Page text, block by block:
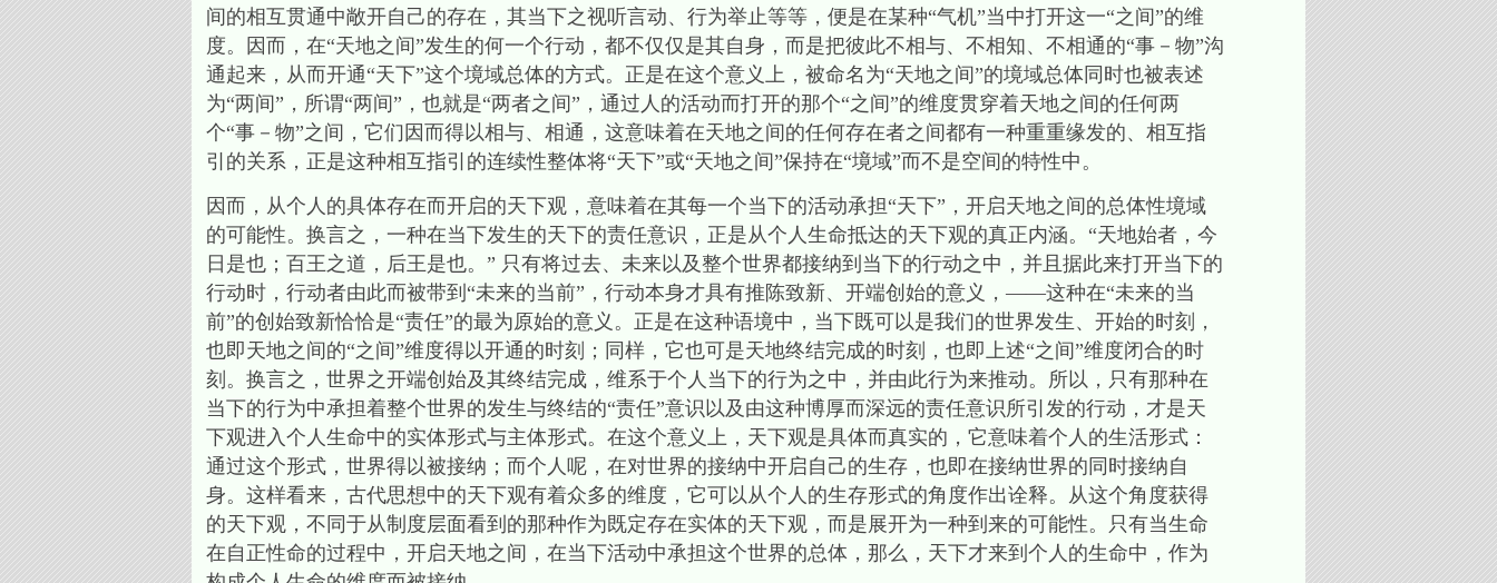
间的相互贯通中敞开自己的存在，其当下之视听言动、行为举止等等，便是在某种“气机”当中打开这一“之间”的维
度。因而，在“天地之间”发生的何一个行动，都不仅仅是其自身，而是把彼此不相与、不相知、不相通的“事－物”沟
通起来，从而开通“天下”这个境域总体的方式。正是在这个意义上，被命名为“天地之间”的境域总体同时也被表述
为“两间”，所谓“两间”，也就是“两者之间”，通过人的活动而打开的那个“之间”的维度贯穿着天地之间的任何两
个“事－物”之间，它们因而得以相与、相通，这意味着在天地之间的任何存在者之间都有一种重重缘发的、相互指
引的关系，正是这种相互指引的连续性整体将“天下”或“天地之间”保持在“境域”而不是空间的特性中。
因而，从个人的具体存在而开启的天下观，意味着在其每一个当下的活动承担“天下”，开启天地之间的总体性境域
的可能性。换言之，一种在当下发生的天下的责任意识，正是从个人生命抵达的天下观的真正内涵。“天地始者，今
日是也；百王之道，后王是也。” 只有将过去、未来以及整个世界都接纳到当下的行动之中，并且据此来打开当下的
行动时，行动者由此而被带到“未来的当前”，行动本身才具有推陈致新、开端创始的意义，——这种在“未来的当
前”的创始致新恰恰是“责任”的最为原始的意义。正是在这种语境中，当下既可以是我们的世界发生、开始的时刻，
也即天地之间的“之间”维度得以开通的时刻；同样，它也可是天地终结完成的时刻，也即上述“之间”维度闭合的时
刻。换言之，世界之开端创始及其终结完成，维系于个人当下的行为之中，并由此行为来推动。所以，只有那种在
当下的行为中承担着整个世界的发生与终结的“责任”意识以及由这种博厚而深远的责任意识所引发的行动，才是天
下观进入个人生命中的实体形式与主体形式。在这个意义上，天下观是具体而真实的，它意味着个人的生活形式：
通过这个形式，世界得以被接纳；而个人呢，在对世界的接纳中开启自己的生存，也即在接纳世界的同时接纳自
身。这样看来，古代思想中的天下观有着众多的维度，它可以从个人的生存形式的角度作出诠释。从这个角度获得
的天下观，不同于从制度层面看到的那种作为既定存在实体的天下观，而是展开为一种到来的可能性。只有当生命
在自正性命的过程中，开启天地之间，在当下活动中承担这个世界的总体，那么，天下才来到个人的生命中，作为